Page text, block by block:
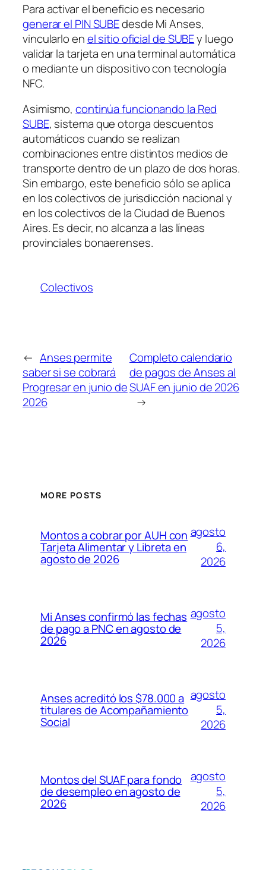
Para activar el beneficio es necesario
generar el PIN SUBEdesde Mi Anses,
vincularlo enel sitio oficial de SUBEy luego
validar la tarjeta en una terminal automática
o mediante un dispositivo con tecnología
NFC.
Asimismo,continúa funcionando la Red
SUBE, sistema que otorga descuentos
automáticos cuando se realizan
combinaciones entre distintos medios de
transporte dentro de un plazo de dos horas.
Sin embargo, este beneficio sólo se aplica
en los colectivos de jurisdicción nacional y
en los colectivos de la Ciudad de Buenos
Aires. Es decir, no alcanza a las líneas
provinciales bonaerenses.
Colectivos
← Anses permite
saber si se cobrará
Progresar en junio de
2026
Completo calendario
de pagos de Anses al
SUAF en junio de 2026
→
MORE POSTS
Montos a cobrar por AUH con
Tarjeta Alimentar y Libreta en
agosto de 2026
agosto
6,
2026
Mi Anses confirmó las fechas
de pago a PNC en agosto de
2026
agosto
5,
2026
Anses acreditó los $78.000 a
titulares de Acompañamiento
Social
agosto
5,
2026
Montos del SUAF para fondo
de desempleo en agosto de
2026
agosto
5,
2026